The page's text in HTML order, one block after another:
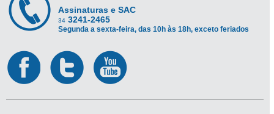
Assinaturas e SAC
34 3241-2465
Segunda a sexta-feira, das 10h às 18h, exceto feriados